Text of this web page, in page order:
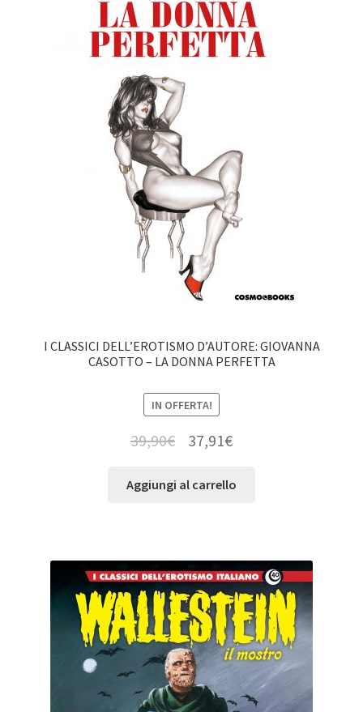
I CLASSICI DELL’EROTISMO D’AUTORE: GIOVANNA
CASOTTO – LA DONNA PERFETTA
IN OFFERTA!
39,90€ 37,91€
Aggiungi al carrello